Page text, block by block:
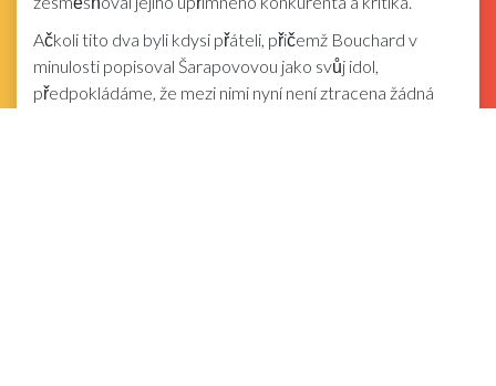
Ačkoli tito dva byli kdysi přáteli, přičemž Bouchard v
minulosti popisoval Šarapovovou jako svůj idol,
předpokládáme, že mezi nimi nyní není ztracena žádná